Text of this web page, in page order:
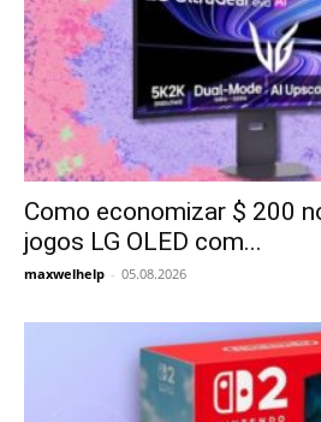
Como economizar $ 200
jogos LG OLED com...
maxwelhelp - 05.08.2026